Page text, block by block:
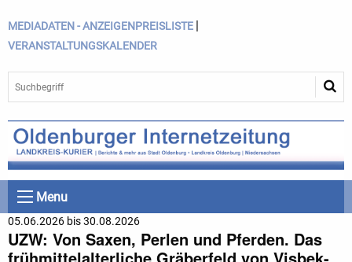
MEDIADATEN - ANZEIGENPREISLISTE |
VERANSTALTUNGSKALENDER
Menu
05.06.2026 bis 30.08.2026
UZW: Von Saxen, Perlen und Pferden. Das